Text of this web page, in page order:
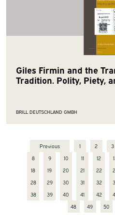
Giles Firmin and the
Tradition. Polity, Piety,
BRILL DEUTSCHLAND GMBH
Previous 1 2 3
8
9 10 11 12
18
19 20 21 22
28
29 30 31 32
38
39 40 41 42
48
49 50